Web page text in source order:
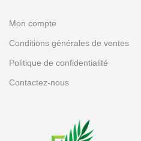
Mon compte
Conditions générales de ventes
Politique de confidentialité
Contactez-nous